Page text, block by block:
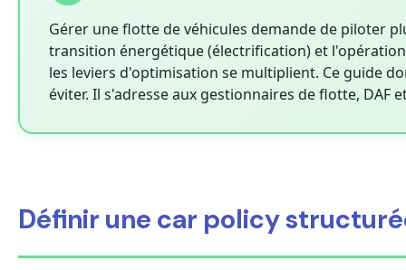
Gérer une flotte de véhicules demande de piloter
transition énergétique (électrification) et
les leviers d'optimisation se multiplient. Ce guide
éviter. Il s'adresse aux gestionnaires de flotte,
Définir une car policy